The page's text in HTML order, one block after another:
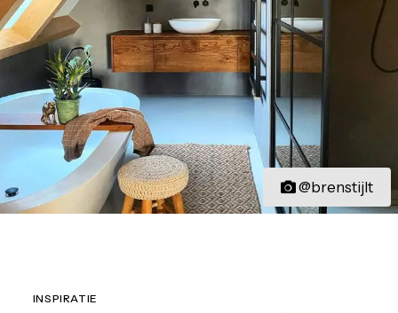
@brenstijlt
INSPIRATIE